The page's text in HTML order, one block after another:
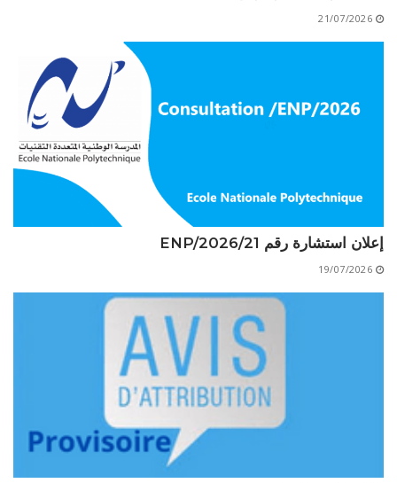
ميثاق الأداب والأخلاقيات الجامعية
21/07/2026
إعلان استشارة رقم 21/ENP/2026
19/07/2026